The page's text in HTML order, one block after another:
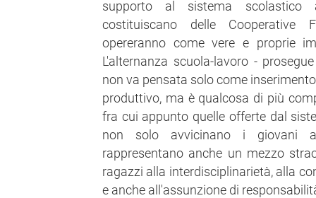
supporto al sistema scolastico
costituiscano delle Cooperative
opereranno come vere e proprie
L'alternanza scuola-lavoro -
non va pensata solo come
produttivo, ma è qualcosa di più
fra cui appunto quelle offerte dal
non solo avvicinano i giovani
rappresentano anche un mezzo
ragazzi alla interdisciplinarietà, alla
e anche all'assunzione di